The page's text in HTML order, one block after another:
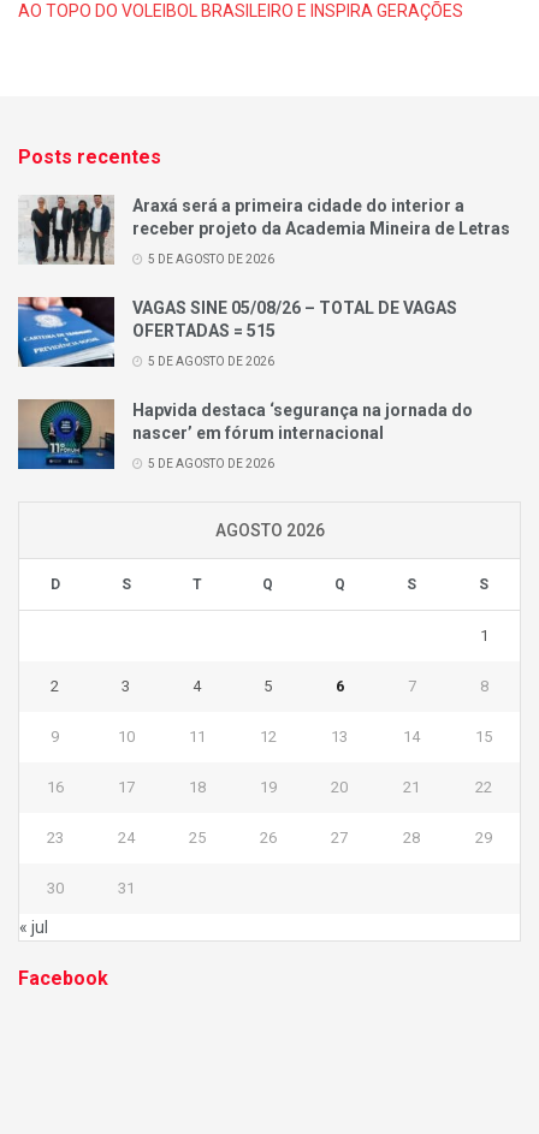
AO TOPO DO VOLEIBOL BRASILEIRO E INSPIRA GERAÇÕES
Posts recentes
Araxá será a primeira cidade do interior a
receber projeto da Academia Mineira de Letras
5 DE AGOSTO DE 2026
VAGAS SINE 05/08/26 – TOTAL DE VAGAS
OFERTADAS = 515
5 DE AGOSTO DE 2026
Hapvida destaca ‘segurança na jornada do
nascer’ em fórum internacional
5 DE AGOSTO DE 2026
AGOSTO 2026
D S T Q Q S S
1
2 3 4 5 6 7 8
9 10 11 12 13 14 15
16 17 18 19 20 21 22
23 24 25 26 27 28 29
30 31
« jul
Facebook